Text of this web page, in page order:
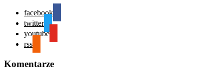
facebook
twitter
youtube
rss
Komentarze